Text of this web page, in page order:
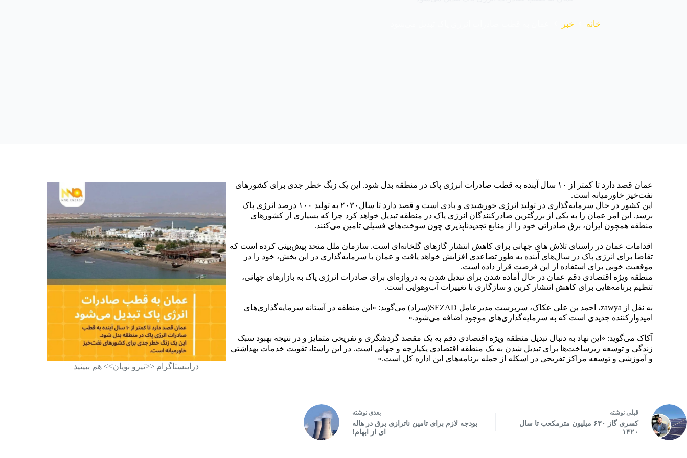
خانه خبر
دراینستاگرام <<نیرو نویان>> هم ببینید
عمان قصد دارد تا کمتر از ۱۰ سال آینده به قطب صادرات انرژی پاک در منطقه بدل شود. این یک زنگ خطر جدی برای کشورهای
نفت‌خیز خاورمیانه است.
این کشور در حال سرمایه‌گذاری در تولید انرژی خورشیدی و بادی است و قصد دارد تا سال۲۰۳۰ به تولید ۱۰۰ درصد انرژی پاک
برسد. این امر عمان را به یکی از بزرگترین صادرکنندگان انرژی پاک در منطقه تبدیل خواهد کرد چرا که بسیاری از کشورهای
منطقه همچون ایران، برق صادراتی خود را از منابع تجدیدناپذیری چون سوخت‌های فسیلی تامین می‌کنند.
اقدامات عمان در راستای تلاش های جهانی برای کاهش انتشار گازهای گلخانه‌ای است. سازمان ملل متحد پیش‌بینی کرده است که
تقاضا برای انرژی پاک در سال‌های آینده به طور تصاعدی افزایش خواهد یافت و عمان با سرمایه‌گذاری در این بخش، خود را در
موقعیت خوبی برای استفاده از این فرصت قرار داده است.
منطقه ویژه اقتصادی دقم عمان در حال آماده شدن برای تبدیل شدن به دروازه‌ای برای صادرات انرژی پاک به بازارهای جهانی،
تنظیم برنامه‌هایی برای کاهش انتشار کربن و سازگاری با تغییرات آب‌وهوایی است.
به نقل از zawya، احمد بن علی عکاک، سرپرست مدیرعامل SEZAD(سزاد) می‌گوید: «این منطقه در آستانه سرمایه‌گذاری‌های
امیدوارکننده جدیدی است که به سرمایه‌گذاری‌های موجود اضافه می‌شود.»
آکاک می‌گوید: «این نهاد به دنبال تبدیل منطقه ویژه اقتصادی دقم به یک مقصد گردشگری و تفریحی متمایز و در نتیجه بهبود سبک
زندگی و توسعه زیرساخت‌ها برای تبدیل شدن به یک منطقه اقتصادی یکپارچه و جهانی است. در این راستا، تقویت خدمات بهداشتی
و آموزشی و توسعه مراکز تفریحی در اسکله از جمله برنامه‌های این اداره کل است.»
قبلی نوشته
کسری گاز ۶۳۰ میلیون مترمکعب تا سال
۱۴۲۰
بعدی نوشته
بودجه لازم برای تامین ناترازی برق در هاله
ای از ابهام!